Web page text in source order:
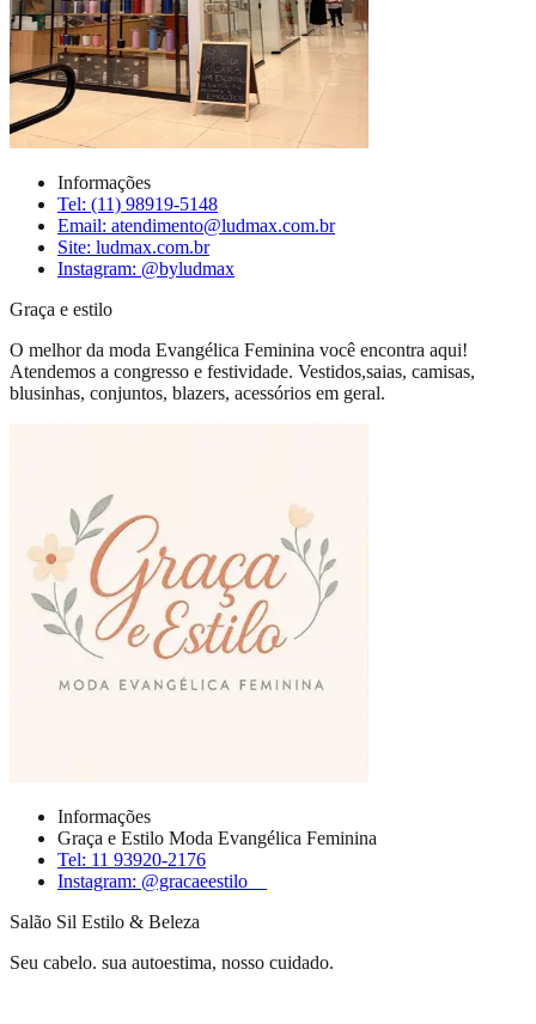
Informações
Tel: (11) 98919-5148
Email: atendimento@ludmax.com.br
Site: ludmax.com.br
Instagram: @byludmax
Graça e estilo
O melhor da moda Evangélica Feminina você encontra aqui!
Atendemos a congresso e festividade. Vestidos,saias, camisas,
blusinhas, conjuntos, blazers, acessórios em geral.
Informações
Graça e Estilo Moda Evangélica Feminina
Tel: 11 93920-2176
Instagram: @gracaeestilo__
Salão Sil Estilo & Beleza
Seu cabelo. sua autoestima, nosso cuidado.